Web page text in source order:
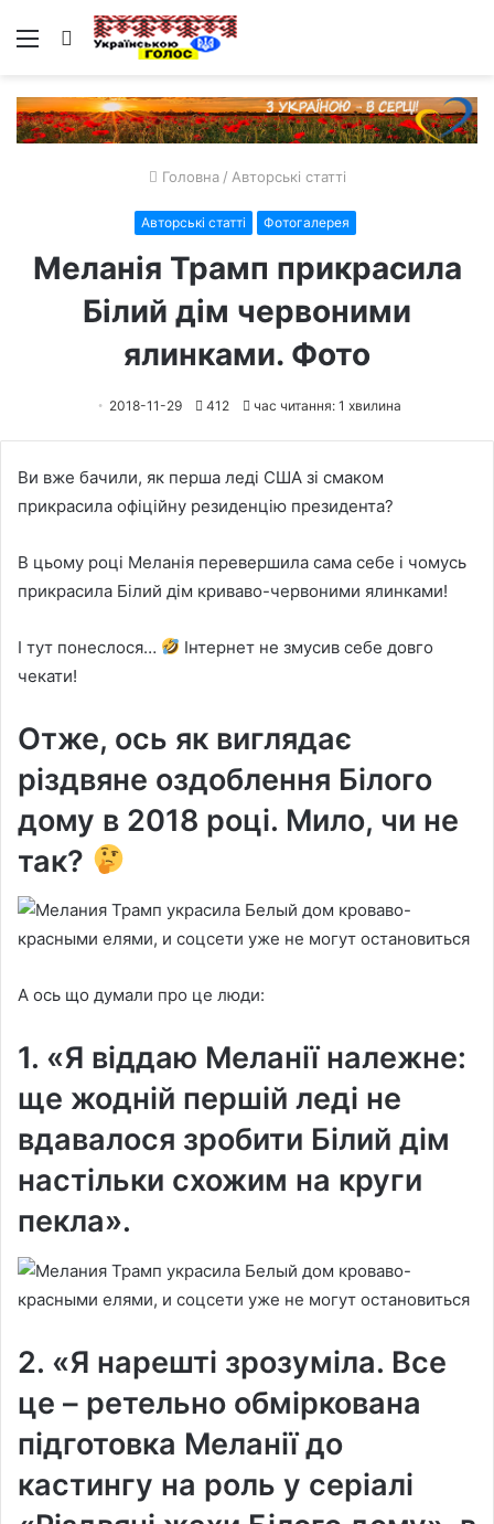
Меню Пошук
Головна / Авторські статті
Авторські статті Фотогалерея
Меланія Трамп прикрасила
Білий дім червоними
ялинками. Фото
2018-11-29 412 час читання: 1 хвилина
Ви вже бачили, як перша леді США зі смаком
прикрасила офіційну резиденцію президента?
В цьому році Меланія перевершила сама себе і чомусь
прикрасила Білий дім криваво-червоними ялинками!
І тут понеслося…
Інтернет не змусив себе довго
чекати!
Отже, ось як виглядає
різдвяне оздоблення Білого
дому в 2018 році. Мило, чи не
так?
А ось що думали про це люди:
1. «Я віддаю Меланії належне:
ще жодній першій леді не
вдавалося зробити Білий дім
настільки схожим на круги
пекла».
2. «Я нарешті зрозуміла. Все
це – ретельно обміркована
підготовка Меланії до
кастингу на роль у серіалі